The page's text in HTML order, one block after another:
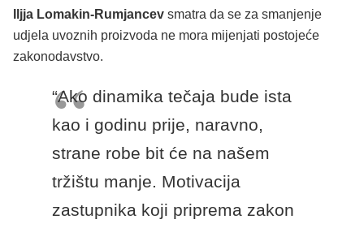
Iljja Lomakin-Rumjancev smatra da se za smanjenje
udjela uvoznih proizvoda ne mora mijenjati postojeće
zakonodavstvo.
“Ako dinamika tečaja bude ista
kao i godinu prije, naravno,
strane robe bit će na našem
tržištu manje. Motivacija
zastupnika koji priprema zakon